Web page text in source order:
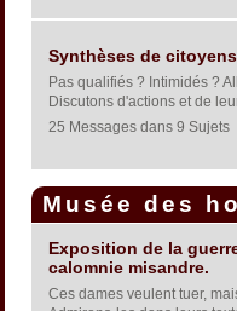
Synthèses de citoyens
Pas qualifiés ? Intimidés ?
Discutons d'actions et de
25 Messages dans 9 Sujets
Musée des
corruption
Exposition de la
calomnie misandre.
Ces dames veulent tuer,